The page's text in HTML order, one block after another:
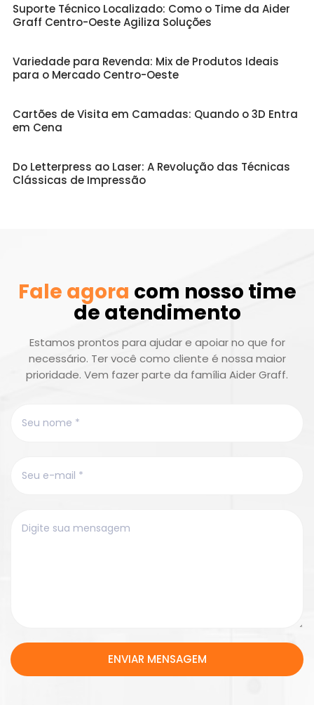
Suporte Técnico Localizado: Como o Time da Aider
Graff Centro-Oeste Agiliza Soluções
Variedade para Revenda: Mix de Produtos Ideais
para o Mercado Centro-Oeste
Cartões de Visita em Camadas: Quando o 3D Entra
em Cena
Do Letterpress ao Laser: A Revolução das Técnicas
Clássicas de Impressão
ENVIAR MENSAGEM
Fale agora com nosso time
de atendimento
Estamos prontos para ajudar e apoiar no que for
necessário. Ter você como cliente é nossa maior
prioridade. Vem fazer parte da família Aider Graff.